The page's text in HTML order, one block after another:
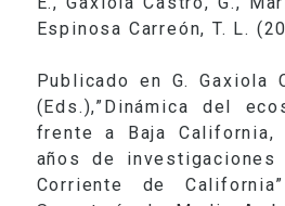
Espinosa Carreón, T. L.
Publicado en G. Gaxiola
(Eds.),”Dinámica del
frente a Baja California,
años de
Corriente de